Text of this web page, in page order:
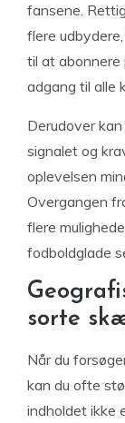
fansene.
flere
til at
adgang til alle
Derudover
signalet og
oplevelsen
Overgangen
flere
fodboldglade
sorte
Når du
kan du ofte
indholdet ikke